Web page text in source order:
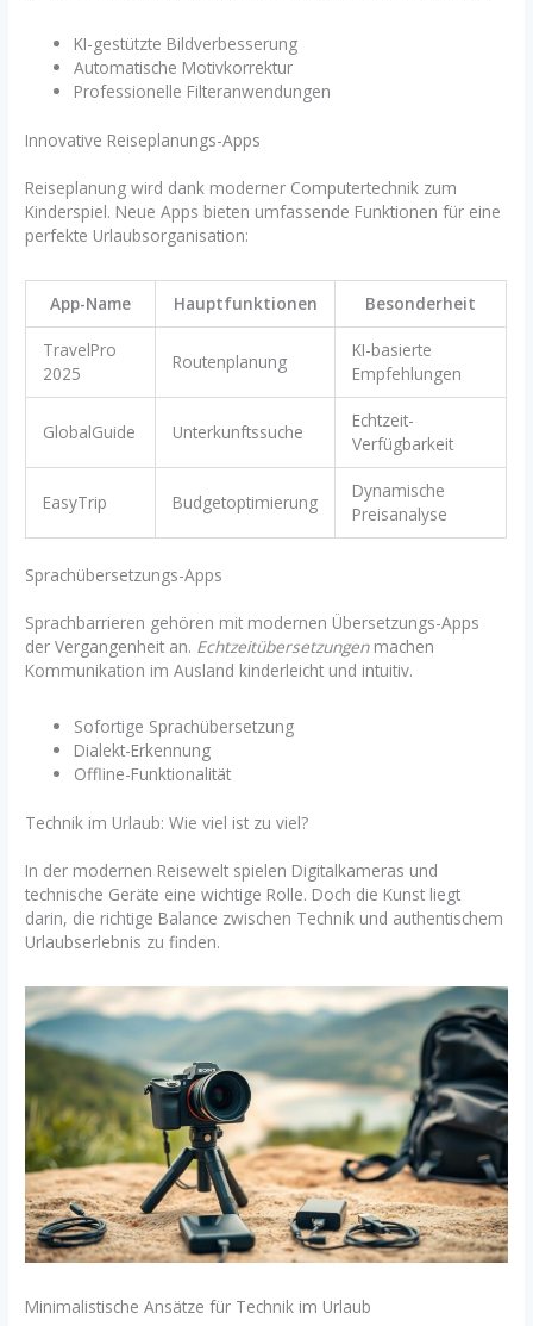
KI-gestützte Bildverbesserung
Automatische Motivkorrektur
Professionelle Filteranwendungen
Innovative Reiseplanungs-Apps
Reiseplanung wird dank moderner Computertechnik zum
Kinderspiel. Neue Apps bieten umfassende Funktionen für eine
perfekte Urlaubsorganisation:
App-Name Hauptfunktionen Besonderheit
TravelPro
2025
Routenplanung
KI-basierte
Empfehlungen
GlobalGuide Unterkunftssuche
Echtzeit-
Verfügbarkeit
EasyTrip Budgetoptimierung
Dynamische
Preisanalyse
Sprachübersetzungs-Apps
Sprachbarrieren gehören mit modernen Übersetzungs-Apps
der Vergangenheit an. Echtzeitübersetzungenmachen
Kommunikation im Ausland kinderleicht und intuitiv.
Sofortige Sprachübersetzung
Dialekt-Erkennung
Offline-Funktionalität
Technik im Urlaub: Wie viel ist zu viel?
In der modernen Reisewelt spielen Digitalkameras und
technische Geräte eine wichtige Rolle. Doch die Kunst liegt
darin, die richtige Balance zwischen Technik und authentischem
Urlaubserlebnis zu finden.
Minimalistische Ansätze für Technik im Urlaub